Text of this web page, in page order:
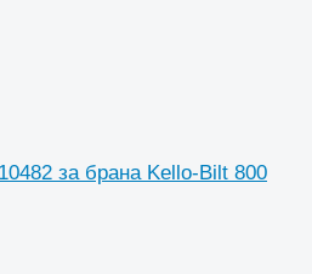
за брана Kello-Bilt 800